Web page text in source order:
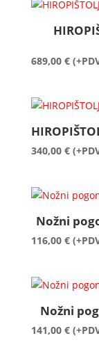
689,00 €
340,00 €
Nožni
116,00 €
Nožni
141,00 €